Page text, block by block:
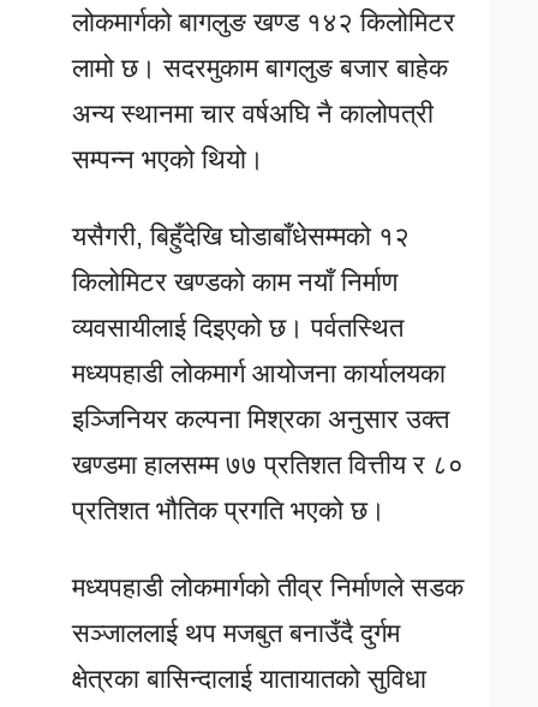
लोकमार्गको बागलुङ खण्ड १४२ किलोमिटर
लामो छ। सदरमुकाम बागलुङ बजार बाहेक
अन्य स्थानमा चार वर्षअघि नै कालोपत्री
सम्पन्न भएको थियो।
यसैगरी, बिहुँदेखि घोडाबाँधेसम्मको १२
किलोमिटर खण्डको काम नयाँ निर्माण
व्यवसायीलाई दिइएको छ। पर्वतस्थित
मध्यपहाडी लोकमार्ग आयोजना कार्यालयका
इञ्जिनियर कल्पना मिश्रका अनुसार उक्त
खण्डमा हालसम्म ७७ प्रतिशत वित्तीय र ८०
प्रतिशत भौतिक प्रगति भएको छ।
मध्यपहाडी लोकमार्गको तीव्र निर्माणले सडक
सञ्जाललाई थप मजबुत बनाउँदै दुर्गम
क्षेत्रका बासिन्दालाई यातायातको सुविधा